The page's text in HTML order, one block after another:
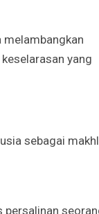
melambangkan
yang
sebagai
persalinan